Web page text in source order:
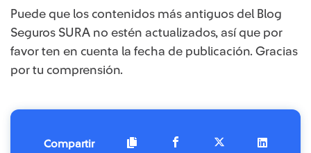
Puede que los contenidos más antiguos del Blog
Seguros SURA no estén actualizados, así que por
favor ten en cuenta la fecha de publicación. Gracias
por tu comprensión.​
Compartir